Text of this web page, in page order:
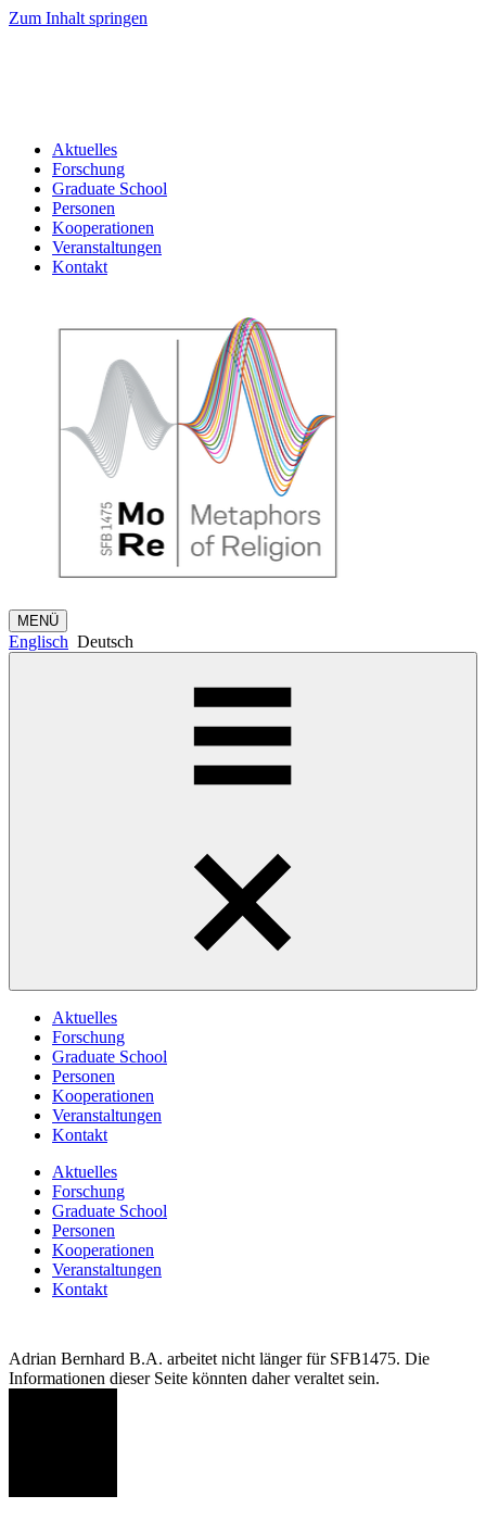
Zum Inhalt springen
Aktuelles
Forschung
Graduate School
Personen
Kooperationen
Veranstaltungen
Kontakt
MENÜ
Englisch Deutsch
Aktuelles
Forschung
Graduate School
Personen
Kooperationen
Veranstaltungen
Kontakt
Aktuelles
Forschung
Graduate School
Personen
Kooperationen
Veranstaltungen
Kontakt
Adrian Bernhard B.A. arbeitet nicht länger für SFB1475. Die
Informationen dieser Seite könnten daher veraltet sein.